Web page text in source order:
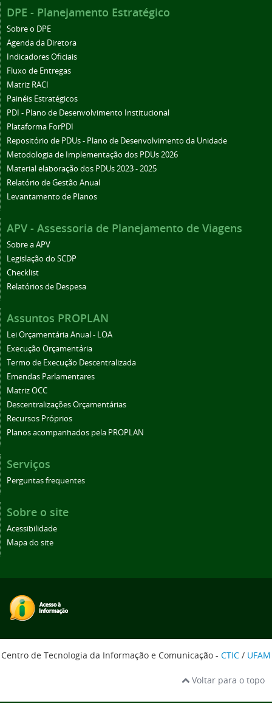
DPE - Planejamento Estratégico
Sobre o DPE
Agenda da Diretora
Indicadores Oficiais
Fluxo de Entregas
Matriz RACI
Painéis Estratégicos
PDI - Plano de Desenvolvimento Institucional
Plataforma ForPDI
Repositório de PDUs - Plano de Desenvolvimento da Unidade
Metodologia de Implementação dos PDUs 2026
Material elaboração dos PDUs 2023 - 2025
Relatório de Gestão Anual
Levantamento de Planos
APV - Assessoria de Planejamento de Viagens
Sobre a APV
Legislação do SCDP
Checklist
Relatórios de Despesa
Assuntos PROPLAN
Lei Orçamentária Anual - LOA
Execução Orçamentária
Termo de Execução Descentralizada
Emendas Parlamentares
Matriz OCC
Descentralizações Orçamentárias
Recursos Próprios
Planos acompanhados pela PROPLAN
Serviços
Perguntas frequentes
Sobre o site
Acessibilidade
Mapa do site
Centro de Tecnologia da Informação e Comunicação - CTIC / UFAM
Voltar para o topo